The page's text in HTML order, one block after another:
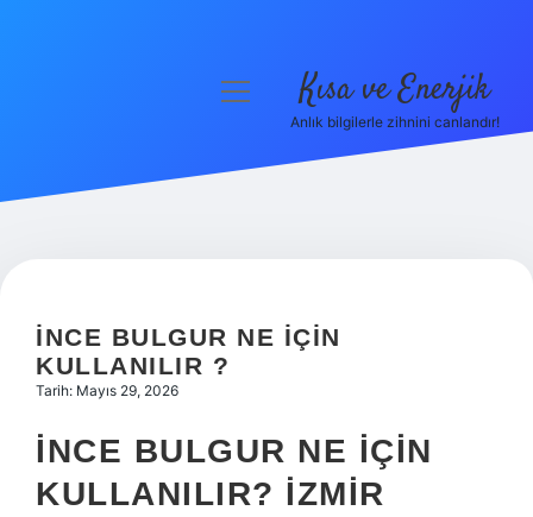
Hakkımızda
menüyü
Kısa ve Enerjik
Anlık bilgilerle zihnini canlandır!
İNCE BULGUR NE IÇIN
KULLANILIR ?
Tarih: Mayıs 29, 2026
İNCE BULGUR NE İÇIN
KULLANILIR? İZMIR